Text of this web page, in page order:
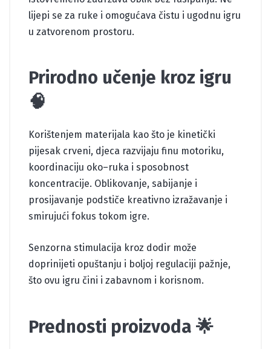
lijepi se za ruke i omogućava čistu i ugodnu igru
u zatvorenom prostoru.
Prirodno učenje kroz igru
🧠
Korištenjem materijala kao što je kinetički
pijesak crveni, djeca razvijaju finu motoriku,
koordinaciju oko–ruka i sposobnost
koncentracije. Oblikovanje, sabijanje i
prosijavanje podstiče kreativno izražavanje i
smirujući fokus tokom igre.
Senzorna stimulacija kroz dodir može
doprinijeti opuštanju i boljoj regulaciji pažnje,
što ovu igru čini i zabavnom i korisnom.
Prednosti proizvoda 🌟